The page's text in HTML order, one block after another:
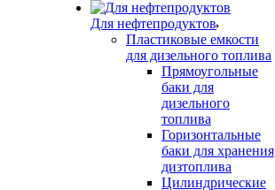
Для нефтепродуктов
Пластиковые емкости
для дизельного топлива
Прямоугольные
баки для
дизельного
топлива
Горизонтальные
баки для хранения
дизтоплива
Цилиндрические